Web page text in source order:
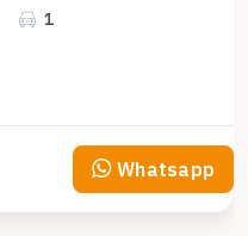
1
Whatsapp